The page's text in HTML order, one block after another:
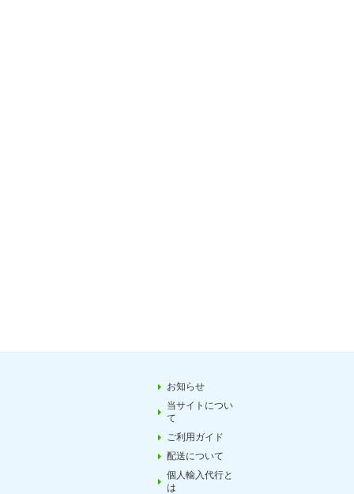
お知らせ
当サイトについ
て
ご利用ガイド
配送について
個人輸入代行と
は